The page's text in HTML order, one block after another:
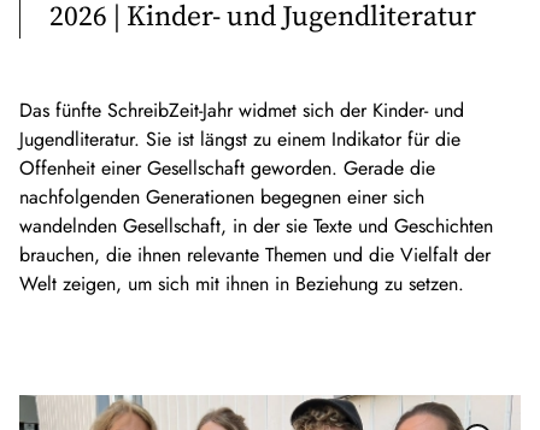
2026 | Kinder- und Jugendliteratur
Das fünfte SchreibZeit-Jahr widmet sich der Kinder- und
Jugendliteratur. Sie ist längst zu einem Indikator für die
Offenheit einer Gesellschaft geworden. Gerade die
nachfolgenden Generationen begegnen einer sich
wandelnden Gesellschaft, in der sie Texte und Geschichten
brauchen, die ihnen relevante Themen und die Vielfalt der
Welt zeigen, um sich mit ihnen in Beziehung zu setzen.